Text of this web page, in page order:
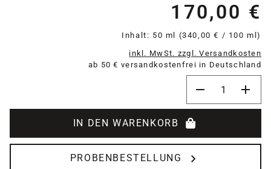
170,00 €
Inhalt: 50 ml (340,00 € / 100 ml)
inkl. MwSt. zzgl. Versandkosten
ab 50 € versandkostenfrei in Deutschland
IN DEN WARENKORB
PROBENBESTELLUNG